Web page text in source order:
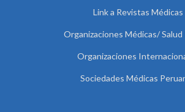
Link a Revistas Médicas
Organizaciones Médicas/ Salud
Organizaciones
Sociedades Médicas